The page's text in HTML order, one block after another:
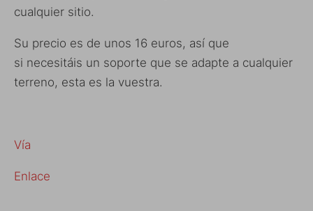
cualquier sitio.
Su precio es de unos 16 euros, así que
si necesitáis un soporte que se adapte a cualquier
terreno, esta es la vuestra.
Vía
Enlace